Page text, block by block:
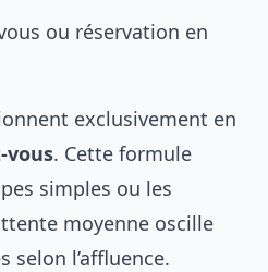
ou réservation en
exclusivement en
vous. Cette formule
simples ou les
moyenne oscille
selon l’affluence.